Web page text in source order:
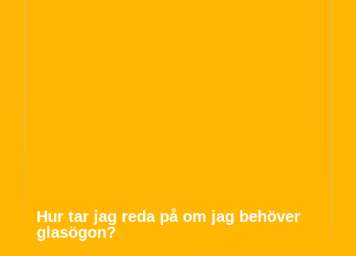
Hur tar jag reda på om jag behöver
glasögon?